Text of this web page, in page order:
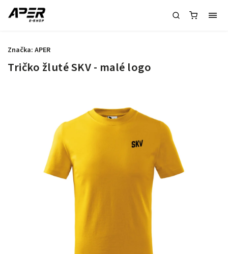
Tričko žluté SKV - malé logo
Značka: APER